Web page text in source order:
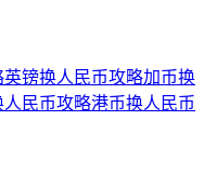
英镑换人民币攻略加币换
人民币攻略港币换人民币